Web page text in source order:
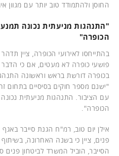
החוסן ולהתמודד טוב יותר עם מגוון
הכופרה"
בהתייחסו לאירועי הכופרה, ציין
פושעי כופרה לא מעטים, אם כי הדבר
בכופרה דורשת בראש וראשונה
"ישנם מספר חוקים בסיסיים
הכופרה".
אילן יום טוב, רמ"ח הגנת סייבר
פנים, ציין כי בשנה האחרונה,
הסייבר, הוביל המשרד לביטחון פנים